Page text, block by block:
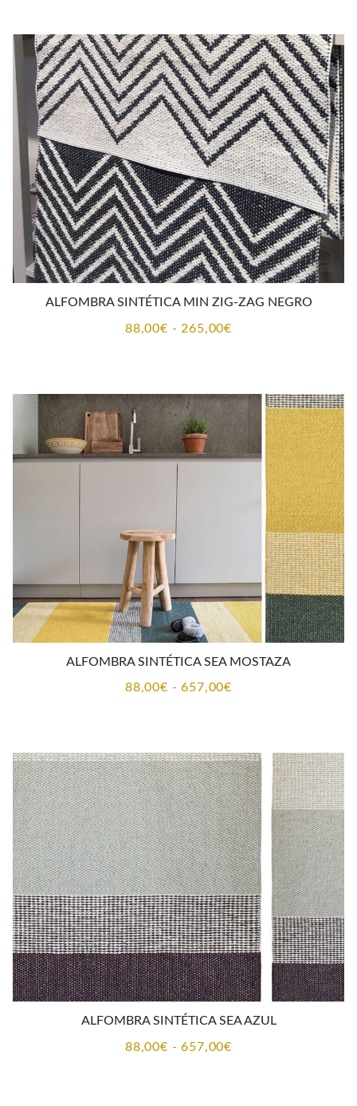
desde
88,00€
hasta
265,00€
ALFOMBRA SINTÉTICA MIN ZIG-ZAG NEGRO
88,00€ - 265,00€Rango
desde
88,00€
265,00€
ALFOMBRA SINTÉTICA SEA MOSTAZA
88,00€ - 657,00€Rango
desde
88,00€
hasta
657,00€
ALFOMBRA SINTÉTICA SEA AZUL
88,00€ - 657,00€Rango